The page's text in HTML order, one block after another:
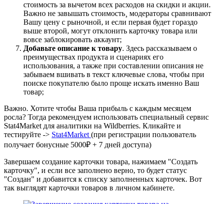
стоимость за вычетом всех расходов на скидки и акции.
Важно не завышать стоимость¸ модераторы сравнивают
Вашу цену с рыночной, и если первая будет гораздо
выше второй, могут отклонить карточку товара или
вовсе заблокировать аккаунт;
Добавьте описание к товару. Здесь рассказываем о
преимуществах продукта и сценариях его
использования, а также при составлении описания не
забываем вшивать в текст ключевые слова, чтобы при
поиске покупателю было проще искать именно Ваш
товар;
Важно. Хотите чтобы Ваша прибыль с каждым месяцем
росла? Тогда рекомендуем использовать специальный сервис
Stat4Market для аналитики на Wildberries. Кликайте и
тестируйте -> Stat4Market (при регистрации пользователь
получает бонусные 5000₽ + 7 дней доступа)
Завершаем создание карточки товара, нажимаем "Создать
карточку", и если все заполнено верно, то будет статус
"Создан" и добавится к списку заполненных карточек. Вот
так выглядят карточки товаров в личном кабинете.